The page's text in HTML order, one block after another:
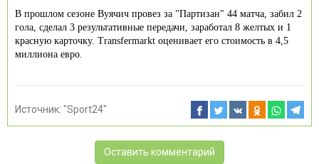
В прошлом сезоне Вуячич провез за "Партизан" 44 матча, забил 2
гола, сделал 3 результативные передачи, заработал 8 желтых и 1
красную карточку. Transfermarkt оценивает его стоимость в 4,5
миллиона евро.
Источник: "Sport24"
Оставить комментарий